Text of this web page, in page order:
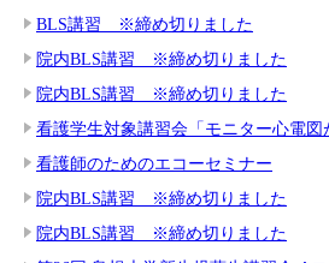
BLS講習 ※締め切りました
院内BLS講習 ※締め切りました
院内BLS講習 ※締め切りました
看護学生対象講習会「モニター心電図
看護師のためのエコーセミナー
院内BLS講習 ※締め切りました
院内BLS講習 ※締め切りました